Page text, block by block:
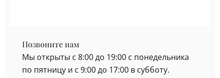
Позвоните нам
Мы открыты с 8:00 до 19:00 с понедельника
по пятницу и с 9:00 до 17:00 в субботу.